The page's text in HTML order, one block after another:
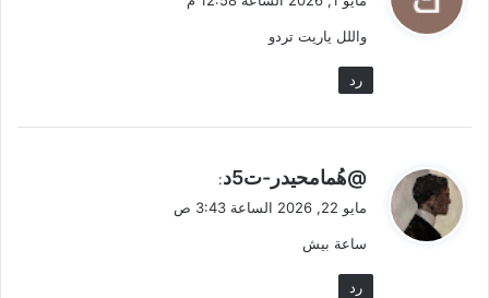
ل
واللل ياريت تردو
رد
ي
ل
@هُمامحيدر-ت5د
:
مايو 22, 2026 الساعة 3:43 ص
ساعة بيش
رد